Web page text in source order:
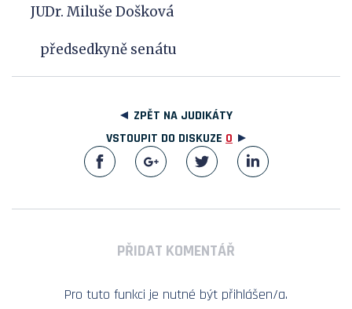
JUDr. Miluše Došková
předsedkyně senátu
ZPĚT NA JUDIKÁTY
VSTOUPIT DO DISKUZE 0
PŘIDAT KOMENTÁŘ
Pro tuto funkci je nutné být přihlášen/a.